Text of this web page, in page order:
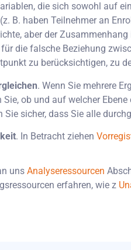
die sich sowohl auf
B. haben Teilnehmer an
aber der
die falsche Beziehung
zu berücksichtigen, zu
. Wenn Sie mehrere
ob und auf welcher
sicher, dass Sie alle
. In Betracht ziehen
uns Analyseressourcen
erfahren, wie z